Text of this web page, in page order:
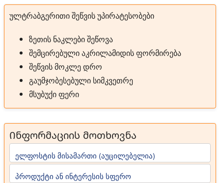
ულტრაბგერითი შეწვის უპირატესობები
ზეთის ნაკლები შეწოვა
შემცირებული აკრილამიდის ფორმირება
შეწვის მოკლე დრო
გაუმჯობესებული სიმკვეთრე
მსუბუქი ფერი
Ინფორმაციის მოთხოვნა
ელფოსტის მისამართი (აუცილებელია)
პროდუქტი ან ინტერესის სფერო